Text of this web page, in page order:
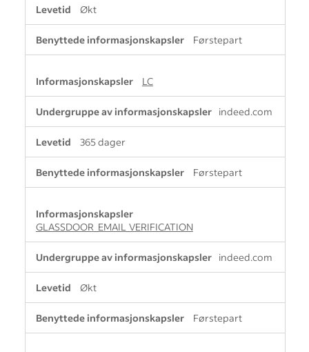
Økt
Førstepart
LC
indeed.com
365 dager
Førstepart
GLASSDOOR_EMAIL_VERIFICATION
indeed.com
Økt
Førstepart